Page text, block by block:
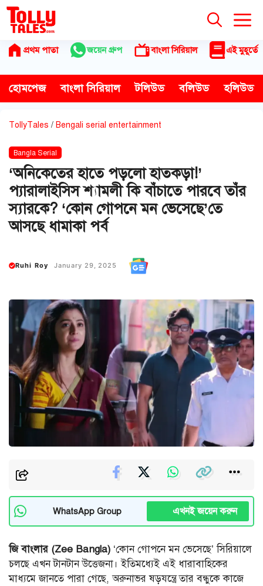
Skip
content
প্রথম পাতা জয়েন গ্রুপ বাংলা সিরিয়াল এই মুহূর্তে
হোমপেজ বাংলা সিরিয়াল টলিউড বলিউড হলিউড
TollyTales / Bengali serial entertainment
Bangla Serial
‘অনিকেতের হাতে পড়লো হাতকড়া!’
প্যারালাইসিস শ্যামলী কি বাঁচাতে পারবে তাঁর
স্যারকে? ‘কোন গোপনে মন ভেসেছে’তে
আসছে ধামাকা পর্ব
Ruhi Roy January 29, 2025
WhatsApp Group এখনই জয়েন করুন
জি বাংলার (Zee Bangla) ‘কোন গোপনে মন ভেসেছে’ সিরিয়ালে
চলছে এখন টানটান উত্তেজনা। ইতিমধ্যেই এই ধারাবাহিকের
মাধ্যমে জানতে পারা গেছে, অরুনাভর ষড়যন্ত্রে তার বন্ধুকে কাজে